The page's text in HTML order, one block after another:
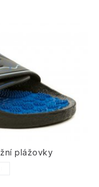
plážovky